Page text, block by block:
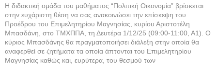
Η διδακτική ομάδα του μαθήματος “Πολιτική Οικονομία” βρίσκεται
στην ευχάριστη θέση να σας ανακοινώσει την επίσκεψη του
Προέδρου του Επιμελητηρίου Μαγνησίας, κυρίου Αριστοτέλη
Μπασδάνη, στο ΤΜΧΠΠΑ, τη Δευτέρα 1/12/25 (09:00-11:00, Α1). Ο
κύριος Μπασδάνης θα πραγματοποιήσει διάλεξη στην οποία θα
αναφερθεί σε ζητήματα τα οποία άπτονται του Επιμελητηρίου
Μαγνησίας καθώς και, ευρύτερα, του θεσμού των